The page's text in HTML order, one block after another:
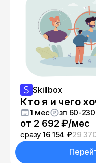
потребностям и
потребуется
чтобы вы могли
смотреть
Skillbox
Кто я и чего
1 мес зп 60-
от 2 692 ₽/мес
сразу16 154 ₽29